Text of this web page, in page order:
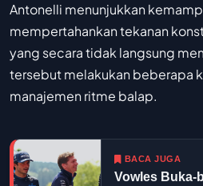
Antonelli menunjukkan
mempertahankan tekanan
yang secara tidak langsung
tersebut melakukan beberapa
manajemen ritme balap.
BACA JUGA
Vowles Buka-